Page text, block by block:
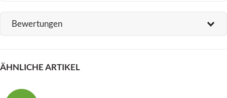
Bewertungen
ÄHNLICHE ARTIKEL